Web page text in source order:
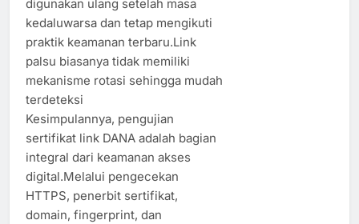
digunakan ulang setelah masa
kedaluwarsa dan tetap mengikuti
praktik keamanan terbaru.Link
palsu biasanya tidak memiliki
mekanisme rotasi sehingga mudah
terdeteksi
Kesimpulannya, pengujian
sertifikat link DANA adalah bagian
integral dari keamanan akses
digital.Melalui pengecekan
HTTPS, penerbit sertifikat,
domain, fingerprint, dan